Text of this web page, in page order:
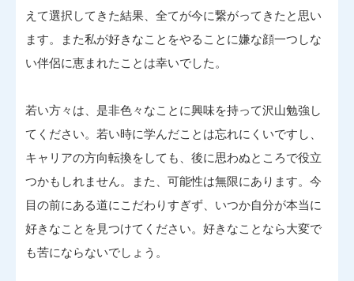
えて選択してきた結果、全てが今に繋がってきたと思い
ます。また私が好きなことをやることに嫌な顔一つしな
い伴侶に恵まれたことは幸いでした。
若い方々は、是非色々なことに興味を持って沢山勉強し
てください。若い時に学んだことは忘れにくいですし、
キャリアの方向転換をしても、後に思わぬところで役立
つかもしれません。また、可能性は無限にあります。今
目の前にある道にこだわりすぎず、いつか自分が本当に
好きなことを見つけてください。好きなことなら大変で
も苦にならないでしょう。